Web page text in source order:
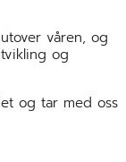
våren, og
og
og tar med oss